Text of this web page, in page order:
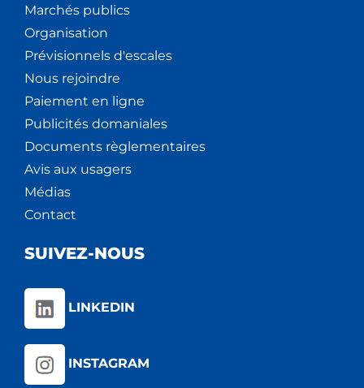
Marchés publics
Organisation
Prévisionnels d'escales
Nous rejoindre
Paiement en ligne
Publicités domaniales
Documents règlementaires
Avis aux usagers
Médias
Contact
SUIVEZ-NOUS
LINKEDIN
INSTAGRAM